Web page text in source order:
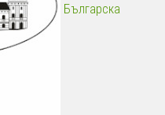
Българска